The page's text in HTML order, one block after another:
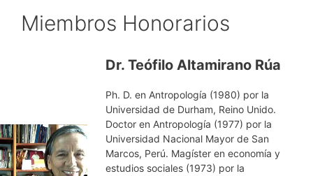
Miembros Honorarios
Dr. Teófilo Altamirano Rúa
Ph. D. en Antropología (1980) por la
Universidad de Durham, Reino Unido.
Doctor en Antropología (1977) por la
Universidad Nacional Mayor de San
Marcos, Perú. Magíster en economía y
estudios sociales (1973) por la